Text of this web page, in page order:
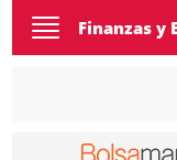
Toggle
navigation
Finanzas y